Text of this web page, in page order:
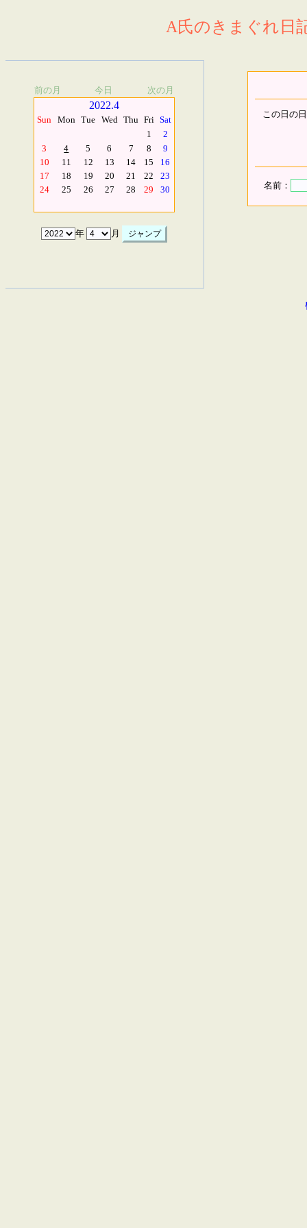
A氏のきまぐれ日
前の月 今日 次の月
2022.4
Sun Mon Tue Wed Thu Fri Sat
1
2
3
4 5 6 7 8
9
10
11 12 13 14 15
16
17
18 19 20 21 22
23
24
25 26 27 28 29 30
年 月
この日の
名前：